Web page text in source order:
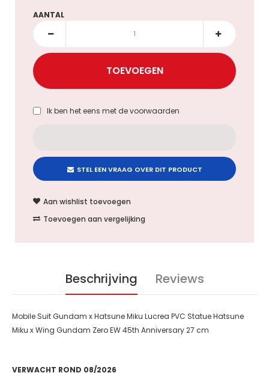
AANTAL
Ik ben het eens met devoorwaarden
STEL EEN VRAAG OVER DIT PRODUCT
Aan wishlist toevoegen
Toevoegen aan vergelijking
Beschrijving Reviews
Mobile Suit Gundam x Hatsune Miku Lucrea PVC Statue Hatsune
Miku x Wing Gundam Zero EW 45th Anniversary 27 cm
VERWACHT ROND 08/2026